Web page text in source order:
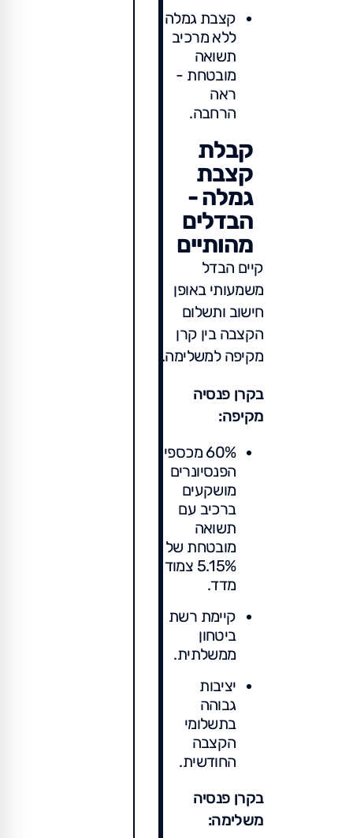
קצבת גמלה
ללא מרכיב
תשואה
מובטחת -
ראה
הרחבה.
קבלת
קצבת
גמלה -
הבדלים
מהותיים
קיים הבדל
משמעותי באופן
חישוב ותשלום
הקצבה בין קרן
מקיפה למשלימה.
בקרן פנסיה
מקיפה:
60% מכספי
הפנסיונרים
מושקעים
ברכיב עם
תשואה
מובטחת של
5.15% צמוד
מדד.
קיימת רשת
ביטחון
ממשלתית.
יציבות
גבוהה
בתשלומי
הקצבה
החודשית.
בקרן פנסיה
משלימה: